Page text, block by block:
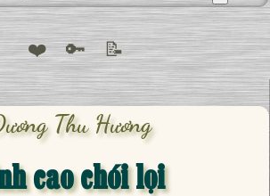
❤️ 🔑 📝
Thu Hương
cao chói lọi